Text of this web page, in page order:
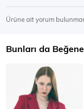
Ürüne ait yorum
Bunları da